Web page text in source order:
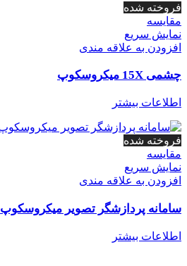
فروخته شده
مقايسه
نمایش سریع
افزودن به علاقه مندی
چشمی 15X میکروسکوپ
اطلاعات بیشتر
فروخته شده
مقايسه
نمایش سریع
افزودن به علاقه مندی
سامانه پردازشگر تصویر میکروسکوپ
اطلاعات بیشتر